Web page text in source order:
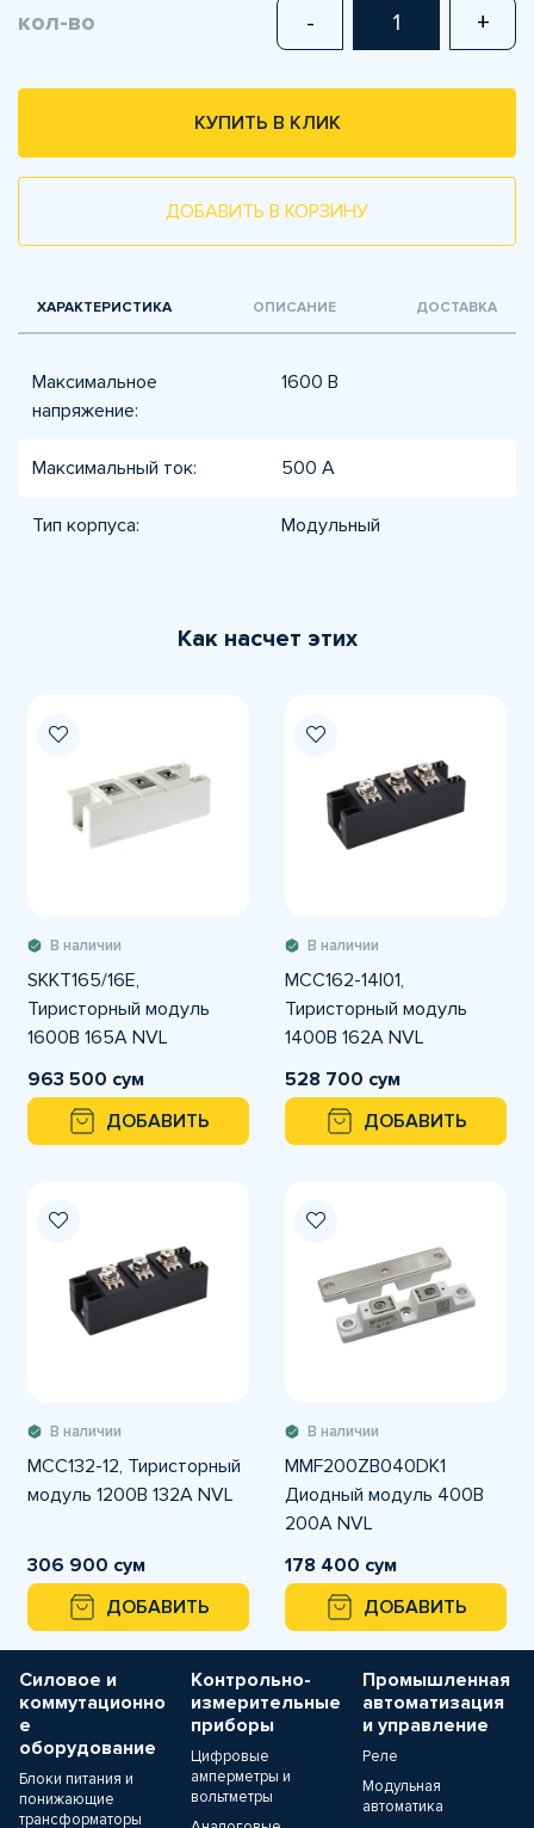
кол-во - +
КУПИТЬ В КЛИК
ДОБАВИТЬ В КОРЗИНУ
ХАРАКТЕРИСТИКА ОПИСАНИЕ ДОСТАВКА
Максимальное
напряжение:
1600 В
Максимальный ток: 500 А
Тип корпуса: Модульный
Как насчет этих
В наличии
SKKT165/16E,
Тиристорный модуль
1600В 165А NVL
963 500 сум
ДОБАВИТЬ
В наличии
MCC162-14I01,
Тиристорный модуль
1400В 162А NVL
528 700 сум
ДОБАВИТЬ
В наличии
MCC132-12, Тиристорный
модуль 1200В 132А NVL
306 900 сум
ДОБАВИТЬ
В наличии
MMF200ZB040DK1
Диодный модуль 400В
200А NVL
178 400 сум
ДОБАВИТЬ
Силовое и
коммутационно
е
оборудование
Блоки питания и
понижающие
трансформаторы
Контрольно-
измерительные
приборы
Цифровые
амперметры и
вольтметры
Промышленная
автоматизация
и управление
Реле
Модульная
автоматика